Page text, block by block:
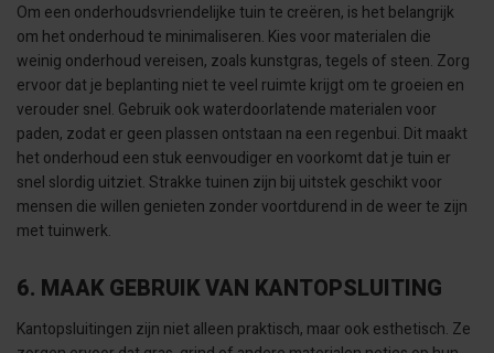
Om een onderhoudsvriendelijke tuin te creëren, is het belangrijk
om het onderhoud te minimaliseren. Kies voor materialen die
weinig onderhoud vereisen, zoals kunstgras, tegels of steen. Zorg
ervoor dat je beplanting niet te veel ruimte krijgt om te groeien en
verouder snel. Gebruik ook waterdoorlatende materialen voor
paden, zodat er geen plassen ontstaan na een regenbui. Dit maakt
het onderhoud een stuk eenvoudiger en voorkomt dat je tuin er
snel slordig uitziet. Strakke tuinen zijn bij uitstek geschikt voor
mensen die willen genieten zonder voortdurend in de weer te zijn
met tuinwerk.
6. MAAK GEBRUIK VAN KANTOPSLUITING
Kantopsluitingen zijn niet alleen praktisch, maar ook esthetisch. Ze